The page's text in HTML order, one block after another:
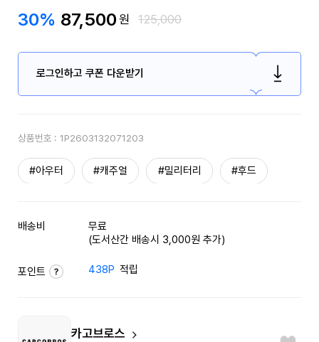
30% 87,500원 125,000
로그인하고 쿠폰 다운받기
상품번호 : 1P2603132071203
#아우터 #캐주얼 #밀리터리 #후드
배송비
무료
(도서산간 배송시 3,000원 추가)
포인트 438P 적립
카고브로스